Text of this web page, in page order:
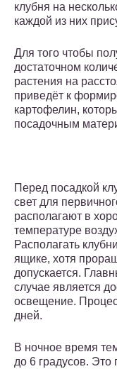
клубня на
каждой из них
Для того чтобы
достаточном
растения на
приведёт к
картофелин,
посадочным
Перед посадкой
свет для
располагают в
температуре
Располагать
ящике, хотя
допускается.
случае является
освещение.
дней.
В ночное время
до 6 градусов. Это